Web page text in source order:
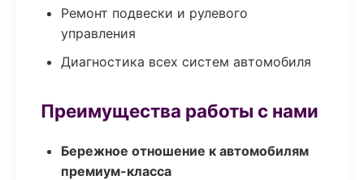
Ремонт подвески и рулевого
управления
Диагностика всех систем автомобиля
Преимущества работы с нами
Бережное отношение к автомобилям
премиум-класса